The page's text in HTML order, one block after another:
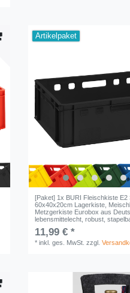
Artikelpaket
[Paket] 1x BURI Fleischkiste E2
60x40x20cm Lagerkiste,
Metzgerkiste Eurobox aus
lebensmittelecht, robust,
11,99 € *
*inkl. ges. MwSt. zzgl.